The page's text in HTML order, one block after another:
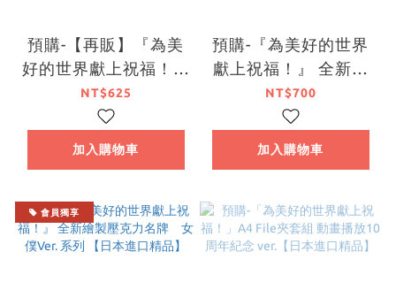
預購-【再販】『為美
好的世界獻上祝福！』
誕生祭2023 全新繪製
壓克力立牌 阿克婭
【日本進口精品】
NT$625
加入購物車
預購-『為美好的世界
獻上祝福！』 全新繪
製壓克力立牌 女僕
Ver. 系列 【日本進口
精品】
NT$700
加入購物車
會員獨享